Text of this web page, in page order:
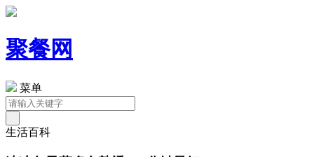
聚餐网
菜单
生活百科